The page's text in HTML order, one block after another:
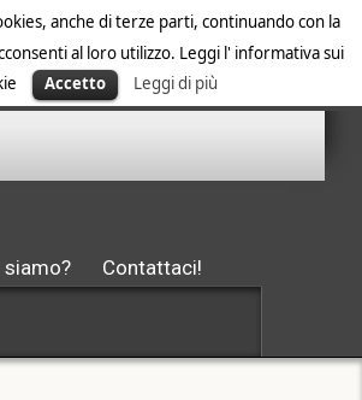
anche di terze parti, continuando con la
al loro utilizzo. Leggi l' informativa sui
Accetto Leggi di più
siamo? Contattaci!